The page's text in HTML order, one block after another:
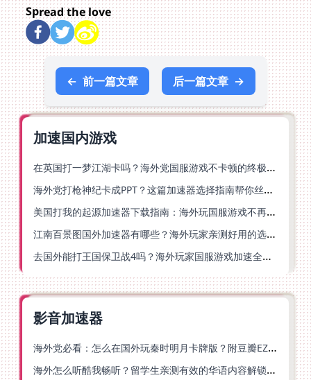
Spread the love
← 前一篇文章 后一篇文章 →
加速国内游戏
在英国打一梦江湖卡吗？海外党国服游戏不卡顿的终极解法
海外党打枪神纪卡成PPT？这篇加速器选择指南帮你丝滑上分
美国打我的起源加速器下载指南：海外玩国服游戏不再卡的终极方案
江南百景图国外加速器有哪些？海外玩家亲测好用的选择与避坑指南
去国外能打王国保卫战4吗？海外玩家国服游戏加速全攻略（附公主连结幻想江湖实测）
影音加速器
海外党必看：怎么在国外玩秦时明月卡牌版？附豆瓣EZCast地区限制破解法
海外怎么听酷我畅听？留学生亲测有效的华语内容解锁指南